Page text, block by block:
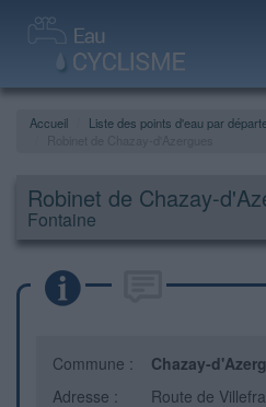
Accueil Liste des points d'eau par
Robinet de Chazay-
Fontaine
Commune : Chazay-
Adresse :
Route de